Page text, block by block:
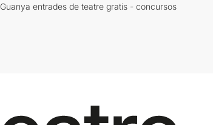
Guanya entrades de teatre gratis - concursos